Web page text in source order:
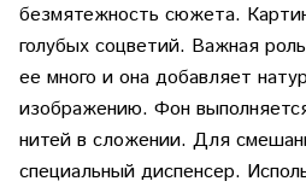
безмятежность сюжета.
голубых соцветий. Важная
ее много и она добавляет
изображению. Фон
нитей в сложении. Для
специальный диспенсер.